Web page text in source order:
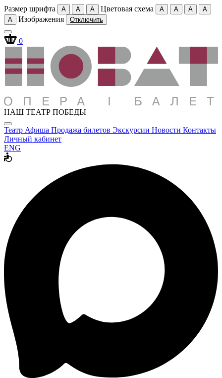
Размер шрифта A A A Цветовая схема A A A
A
A
Изображения Отключить
0
НАШ ТЕАТР ПОБЕДЫ
Театр Афиша Продажа билетов Экскурсии Новости Контакты
Личный кабинет
ENG